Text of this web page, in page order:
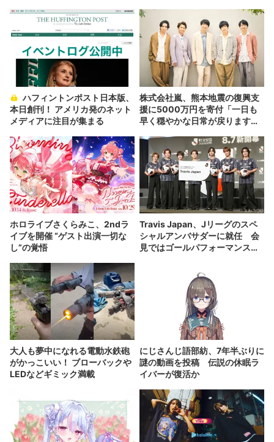
ハフィントンポスト日本版、
本日創刊！ アメリカ発のネット
メディアに注目が集まる
株式会社嵐、熊本地震の復興支
援に5000万円を寄付「一日も
早く穏やかな日常が戻りますよ
ホロライブさくらみこ、2ndラ
イブを開催 “ゲスト出演一切な
し”の覚悟
Travis Japan、Jリーグのスペ
シャルアンバサダーに就任 会
見ではゴールパフォーマンスも
大人も夢中になれる電動水鉄砲
がかっこいい！ ブローバックや
LEDなどギミック満載
にじさんじ語部紡、7年半ぶりに
謎の動画を投稿 伝説の休眠ラ
イバーが復活か